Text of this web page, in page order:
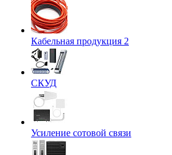
Кабельная продукция 2
СКУД
Усиление сотовой связи